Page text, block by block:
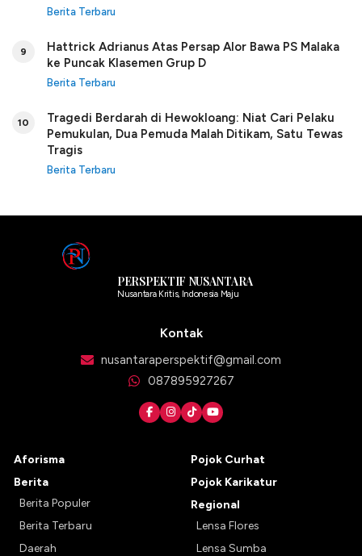
Berita Terbaru
9
Hattrick Adrianus Atas Persap Alor Bawa PS Malaka
ke Puncak Klasemen Grup D
Berita Terbaru
10
Tragedi Berdarah di Hewokloang: Niat Cari Pelaku
Pemukulan, Dua Pemuda Malah Ditikam, Satu Tewas
Tragis
Berita Terbaru
PERSPEKTIF NUSANTARA
Nusantara Kritis, Indonesia Maju
Kontak
nusantaraperspektif@gmail.com
087895927267
Aforisma
Berita
Berita Populer
Berita Terbaru
Daerah
Pojok Curhat
Pojok Karikatur
Regional
Lensa Flores
Lensa Sumba